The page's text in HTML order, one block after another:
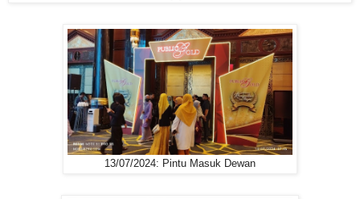
13/07/2024: Pintu Masuk Dewan